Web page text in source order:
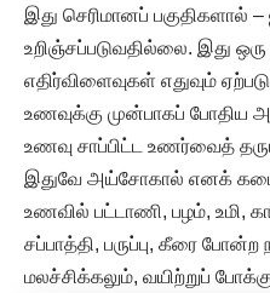
இது செரிமானப் பகுதிகளால்
உறிஞ்சப்படுவதில்லை. இது
எதிர்விளைவுகள் எதுவும்
உணவுக்கு முன்பாகப் போதிய
உணவு சாப்பிட்ட உணர்வைத்
இதுவே அய்சோகால் எனக்
உணவில் பட்டாணி, பழம், உமி,
சப்பாத்தி, பருப்பு, கீரை
மலச்சிக்கலும், வயிற்றுப்